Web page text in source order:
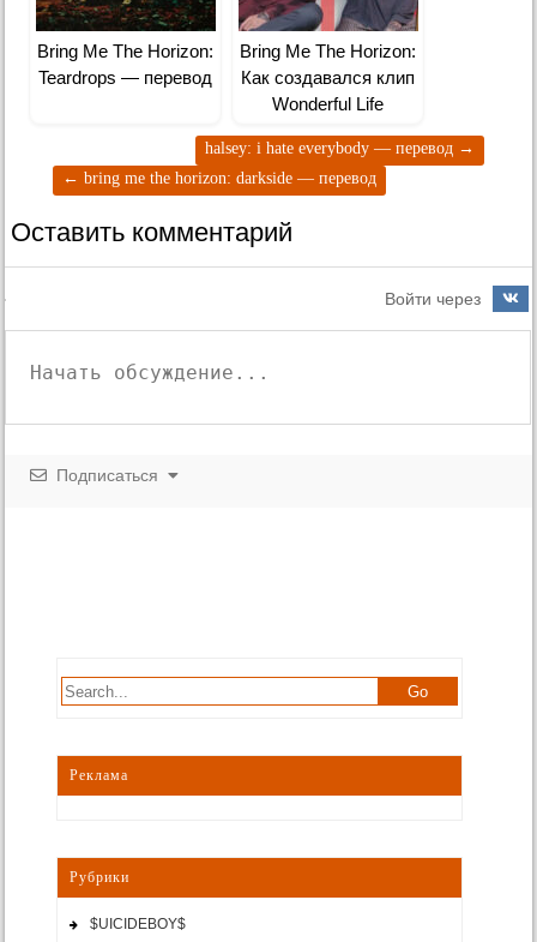
Bring Me The Horizon:
Teardrops — перевод
Bring Me The Horizon:
Как создавался клип
Wonderful Life
halsey: i hate everybody — перевод →
← bring me the horizon: darkside — перевод
Оставить комментарий
Войти через
Подписаться
Реклама
Рубрики
$UICIDEBOY$